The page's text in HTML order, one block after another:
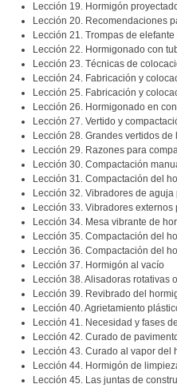
Lección 19. Hormigón
Lección 20. Recomendaciones
Lección 21. Trompas de
Lección 22. Hormigonado con
Lección 23. Técnicas de
Lección 24. Fabricación y
Lección 25. Fabricación y
Lección 26. Hormigonado en
Lección 27. Vertido y
Lección 28. Grandes vertidos de
Lección 29. Razones para
Lección 30. Compactación
Lección 31. Compactación del
Lección 32. Vibradores de
Lección 33. Vibradores
Lección 34. Mesa vibrante de
Lección 35. Compactación del
Lección 36. Compactación del
Lección 37. Hormigón al vacío
Lección 38. Alisadoras rotativas
Lección 39. Revibrado del
Lección 40. Agrietamiento
Lección 41. Necesidad y fases
Lección 42. Curado de
Lección 43. Curado al vapor del
Lección 44. Hormigón de
Lección 45. Las juntas de